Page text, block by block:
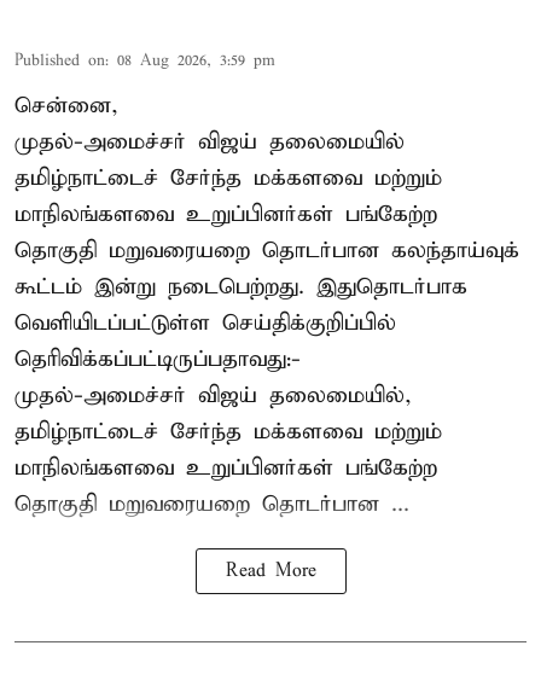
Published on: 08 Aug 2026, 3:59 pm
சென்னை,
முதல்-அமைச்சர் விஜய் தலைமையில்
தமிழ்நாட்டைச் சேர்ந்த மக்களவை மற்றும்
மாநிலங்களவை உறுப்பினர்கள் பங்கேற்ற
தொகுதி மறுவரையறை தொடர்பான கலந்தாய்வுக்
கூட்டம் இன்று நடைபெற்றது. இதுதொடர்பாக
வெளியிடப்பட்டுள்ள செய்திக்குறிப்பில்
தெரிவிக்கப்பட்டிருப்பதாவது:-
முதல்-அமைச்சர் விஜய் தலைமையில்,
தமிழ்நாட்டைச் சேர்ந்த மக்களவை மற்றும்
மாநிலங்களவை உறுப்பினர்கள் பங்கேற்ற
தொகுதி மறுவரையறை தொடர்பான ...
Read More